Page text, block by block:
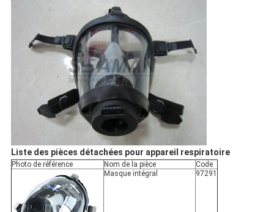
Liste des pièces détachées pour appareil respiratoire
Photo de référence Nom de la pièce
Code
Masque intégral
97291